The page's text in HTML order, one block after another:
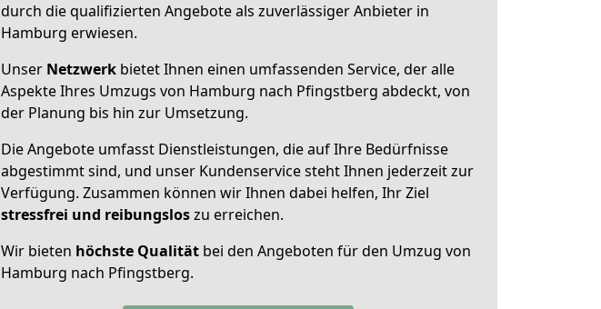
durch die qualifizierten Angebote als zuverlässiger Anbieter in
Hamburg erwiesen.
Unser Netzwerk bietet Ihnen einen umfassenden Service, der alle
Aspekte Ihres Umzugs von Hamburg nach Pfingstberg abdeckt, von
der Planung bis hin zur Umsetzung.
Die Angebote umfasst Dienstleistungen, die auf Ihre Bedürfnisse
abgestimmt sind, und unser Kundenservice steht Ihnen jederzeit zur
Verfügung. Zusammen können wir Ihnen dabei helfen, Ihr Ziel
stressfrei und reibungsloszu erreichen.
Wir bieten höchste Qualität bei den Angeboten für den Umzug von
Hamburg nach Pfingstberg.